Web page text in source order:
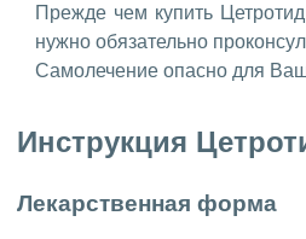
Прежде чем купить
нужно обязательно
Самолечение опасно для
Инструкция
Лекарственная форма